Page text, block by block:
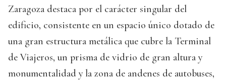
Zaragoza destaca por el carácter singular del
edificio, consistente en un espacio único dotado de
una gran estructura metálica que cubre la Terminal
de Viajeros, un prisma de vidrio de gran altura y
monumentalidad y la zona de andenes de autobuses,